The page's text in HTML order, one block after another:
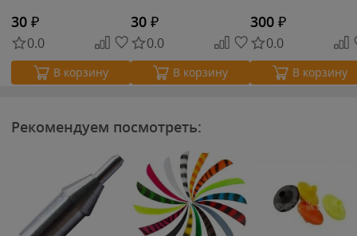
30 ₽
0.0
В корзину
30 ₽
0.0
В корзину
300 ₽
0.0
В корзину
Рекомендуем посмотреть: